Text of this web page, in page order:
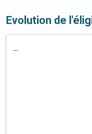
Evolution de
...